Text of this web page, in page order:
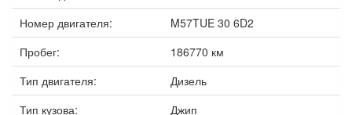
Номер двигателя:
M57TUE 30 6D2
Пробег:
186770 км
Тип двигателя:
Дизель
Тип кузова:
Джип